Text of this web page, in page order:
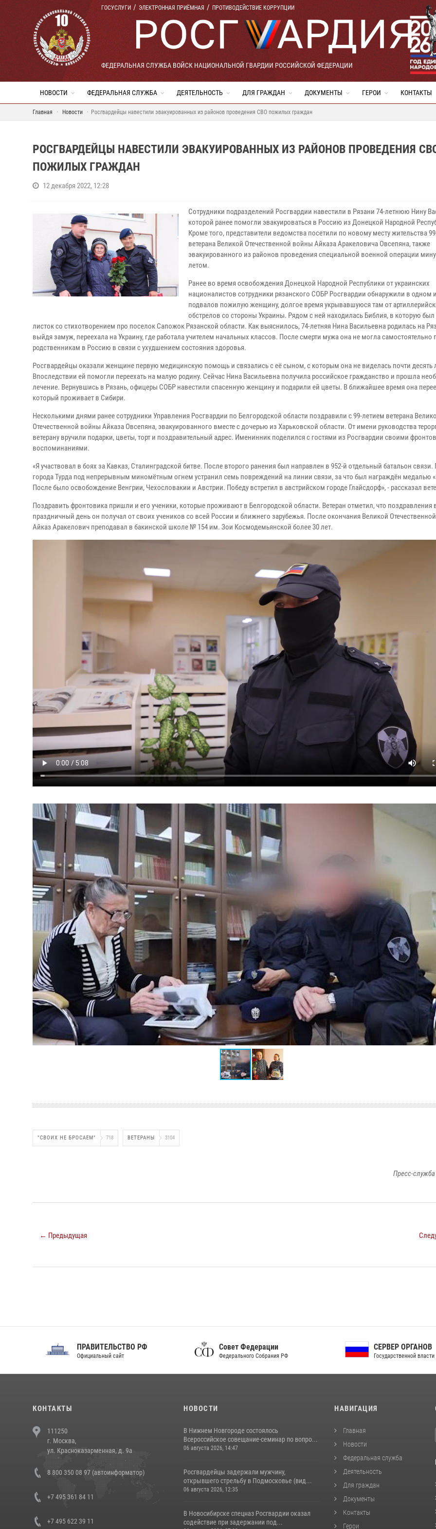
ГОСУСЛУГИ ЭЛЕКТРОННАЯ ПРИЁМНАЯ ПРОТИВОДЕЙСТВИЕ КОРРУПЦИИ
ФЕДЕРАЛЬНАЯ СЛУЖБА ВОЙСК НАЦИОНАЛЬНОЙ ГВАРДИИ РОССИЙСКОЙ ФЕДЕРАЦИИ
НОВОСТИ ФЕДЕРАЛЬНАЯ СЛУЖБА ДЕЯТЕЛЬНОСТЬ ДЛЯ ГРАЖДАН ДОКУМЕНТЫ ГЕРОИ КОНТАКТЫ
Главная Новости Росгвардейцы навестили эвакуированных из районов проведения СВО пожилых граждан
РОСГВАРДЕЙЦЫ НАВЕСТИЛИ ЭВАКУИРОВАННЫХ ИЗ РАЙОНОВ ПРОВЕДЕНИЯ
ПОЖИЛЫХ ГРАЖДАН
12 декабря 2022, 12:28
Сотрудники подразделений Росгвардии навестили в Рязани 74-летнюю Нину
которой ранее помогли эвакуироваться в Россию из Донецкой Народной
Кроме того, представители ведомства посетили по новому месту жительства
ветерана Великой Отечественной войны Айказа Аракеловича Овсепяна, также
эвакуированного из районов проведения специальной военной операции
летом.
Ранее во время освобождения Донецкой Народной Республики от украинских
националистов сотрудники рязанского СОБР Росгвардии обнаружили в одном
подвалов пожилую женщину, долгое время укрывавшуюся там от
обстрелов со стороны Украины. Рядом с ней находилась Библия, в которую
листок со стихотворением про поселок Сапожок Рязанской области. Как выяснилось, 74-летняя Нина Васильевна родилась на
выйдя замуж, переехала на Украину, где работала учителем начальных классов. После смерти мужа она не могла самостоятельно
родственникам в Россию в связи с ухудшением состояния здоровья.
Росгвардейцы оказали женщине первую медицинскую помощь и связались с её сыном, с которым она не виделась почти десять
Впоследствии ей помогли переехать на малую родину. Сейчас Нина Васильевна получила российское гражданство и прошла
лечение. Вернувшись в Рязань, офицеры СОБР навестили спасенную женщину и подарили ей цветы. В ближайшее время она
который проживает в Сибири.
Несколькими днями ранее сотрудники Управления Росгвардии по Белгородской области поздравили с 99-летием ветерана
Отечественной войны Айказа Овсепяна, эвакуированного вместе с дочерью из Харьковской области. От имени руководства
ветерану вручили подарки, цветы, торт и поздравительный адрес. Именинник поделился с гостями из Росгвардии своими
воспоминаниями.
«Я участвовал в боях за Кавказ, Сталинградской битве. После второго ранения был направлен в 952-й отдельный батальон
города Турда под непрерывным миномётным огнем устранил семь повреждений на линии связи, за что был награждён медалью
После было освобождение Венгрии, Чехословакии и Австрии. Победу встретил в австрийском городе Глайсдорф», - рассказал
Поздравить фронтовика пришли и его ученики, которые проживают в Белгородской области. Ветеран отметил, что поздравления
праздничный день он получал от своих учеников со всей России и ближнего зарубежья. После окончания Великой
Айказ Аракелович преподавал в бакинской школе № 154 им. Зои Космодемьянской более 30 лет.
"СВОИХ НЕ БРОСАЕМ" 718 ВЕТЕРАНЫ 3104
Пресс-служба
← Предыдущая
ПРАВИТЕЛЬСТВО РФ
Официальный сайт
Совет Федерации
Федерального Собрания РФ
СЕРВЕР ОРГАНОВ
Государственной власти РФ
КОНТАКТЫ
111250
г. Москва,
ул. Красноказарменная, д. 9а
8 800 350 08 97 (автоинформатор)
+7 495 361 84 11
+7 495 622 39 11
НОВОСТИ
В Нижнем Новгороде состоялось
Всероссийское совещание-семинар по вопро...
06 августа 2026, 14:47
Росгвардейцы задержали мужчину,
открывшего стрельбу в Подмосковье (вид...
06 августа 2026, 12:35
В Новосибирске спецназ Росгвардии оказал
содействие при задержании под...
НАВИГАЦИЯ
Главная
Новости
Федеральная служба
Деятельность
Для граждан
Документы
Контакты
Герои